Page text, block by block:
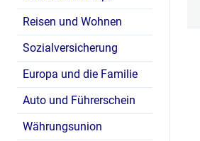
Reisen und Wohnen
Sozialversicherung
Europa und die Familie
Auto und Führerschein
Währungsunion